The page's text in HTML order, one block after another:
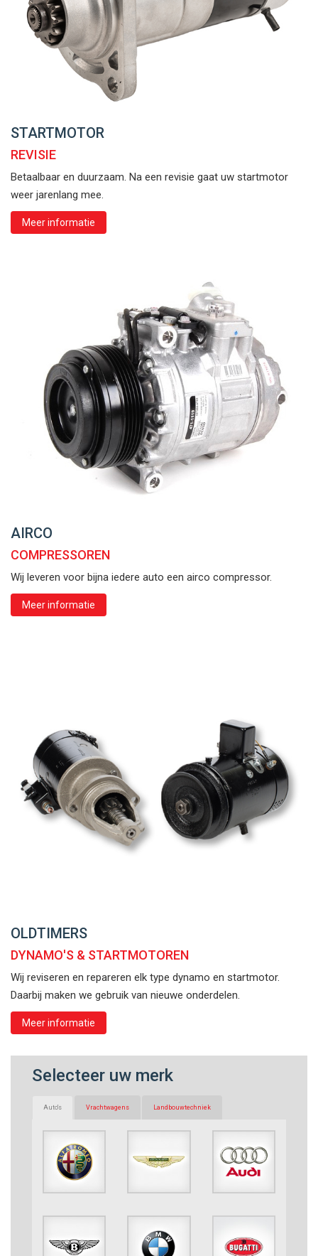
STARTMOTOR
REVISIE
Betaalbaar en duurzaam. Na een revisie gaat uw startmotor
weer jarenlang mee.
Meer informatie
AIRCO
COMPRESSOREN
Wij leveren voor bijna iedere auto een airco compressor.
Meer informatie
OLDTIMERS
DYNAMO'S & STARTMOTOREN
Wij reviseren en repareren elk type dynamo en startmotor.
Daarbij maken we gebruik van nieuwe onderdelen.
Meer informatie
Selecteer uw merk
Auto's Vrachtwagens Landbouwtechniek